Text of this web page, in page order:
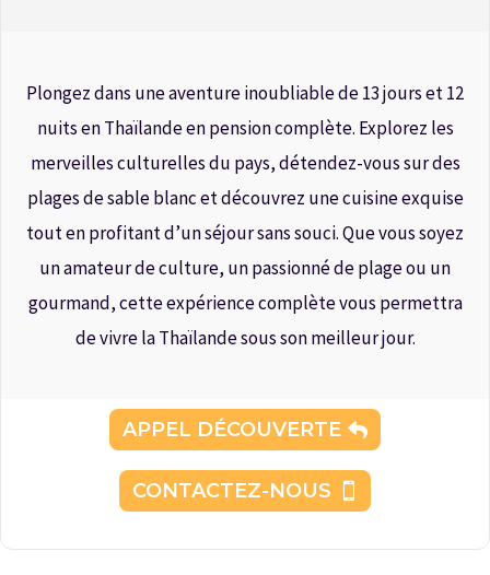
Plongez dans une aventure inoubliable de 13 jours et 12
nuits en Thaïlande en pension complète. Explorez les
merveilles culturelles du pays, détendez-vous sur des
plages de sable blanc et découvrez une cuisine exquise
tout en profitant d’un séjour sans souci. Que vous soyez
un amateur de culture, un passionné de plage ou un
gourmand, cette expérience complète vous permettra
de vivre la Thaïlande sous son meilleur jour.
APPEL DÉCOUVERTE
CONTACTEZ-NOUS